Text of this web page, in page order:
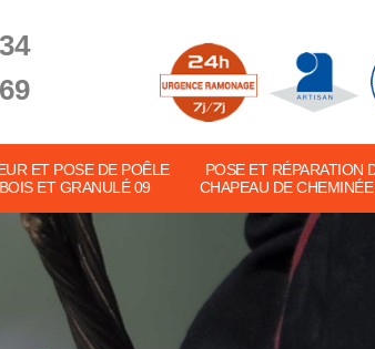
ET POSE DE POÊLE
ET GRANULÉ 09
POSE ET RÉPARATION
CHAPEAU DE